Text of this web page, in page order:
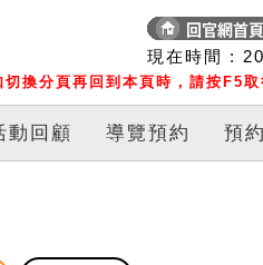
現在時間 :
切換分頁再回到本頁時，請按F5
動回顧 導覽預約 預